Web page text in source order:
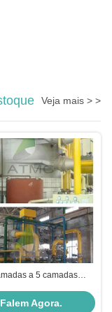
Veja mais > >
a 5 camadas
Célula de descoloração
Falem Agora.